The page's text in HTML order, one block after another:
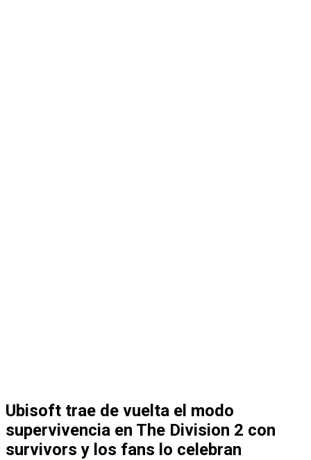
Ubisoft trae de vuelta el modo
supervivencia en The Division 2 con
survivors y los fans lo celebran